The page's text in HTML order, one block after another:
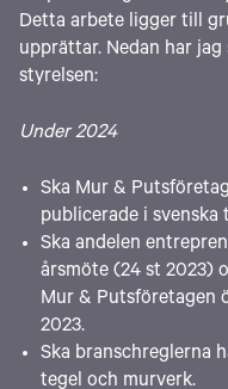
Detta arbete ligger till
upprättar. Nedan har
styrelsen:
Under 2024
Ska Mur &
publicerade i svenska
Ska andelen
årsmöte (24 st 2023)
Mur & Putsföretagen
2023.
Ska branschreglerna
tegel och murverk.